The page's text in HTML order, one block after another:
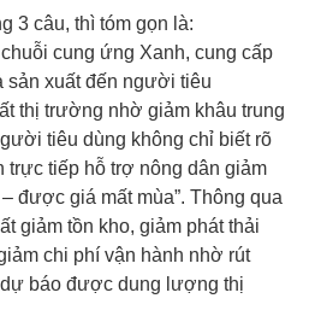
3 câu, thì tóm gọn là:
cung ứng Xanh, cung cấp
sản xuất đến người tiêu
thị trường nhờ giảm khâu trung
tiêu dùng không chỉ biết rõ
trực tiếp hỗ trợ nông dân giảm
được giá mất mùa”. Thông qua
giảm tồn kho, giảm phát thải
chi phí vận hành nhờ rút
báo được dung lượng thị